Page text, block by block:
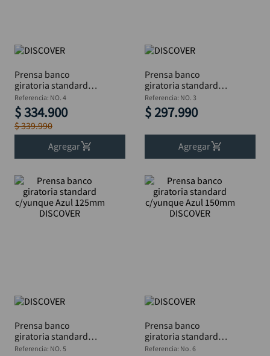
Prensa banco
giratoria standard
c/yunque Azul 100mm
DISCOVER
Referencia: NO. 4
$334.900
$339.990
Agregar
Prensa banco
giratoria standard
c/yunque Azul 75mm
DISCOVER
Referencia: NO. 3
$ 297.990
Agregar
Prensa banco
giratoria standard
c/yunque Azul 125mm
Referencia: NO. 5
Prensa banco
giratoria standard
c/yunque Azul 150mm
Referencia: No. 6